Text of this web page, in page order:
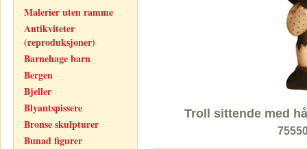
Malerier uten ramme
Antikviteter
(reproduksjoner)
Barnehage barn
Bergen
Bjeller
Blyantspissere
Bronse skulpturer
Bunad figurer
Troll sittende med